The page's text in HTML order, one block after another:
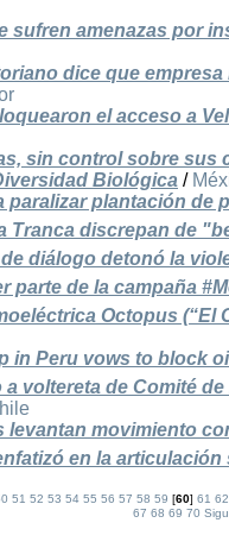
sufren amenazas por
dice que
el acceso a
sin control sobre sus
Biológica /
paralizar plantación de
Tranca discrepan de
diálogo detonó la
parte de la campaña
Octopus (“El
in Peru vows to block
voltereta de Comité
levantan movimiento
en la
51 52 53 54 55 56 57 58 59 [60]61 62
67 68 69 70